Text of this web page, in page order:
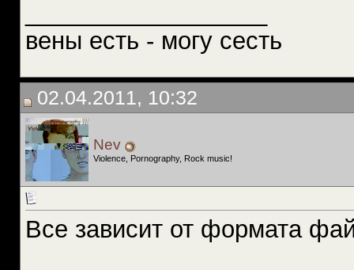
вены есть - могу сесть
02.04.2011, 10:32
Nev
Violence, Pornography, Rock music!
Все зависит от формата